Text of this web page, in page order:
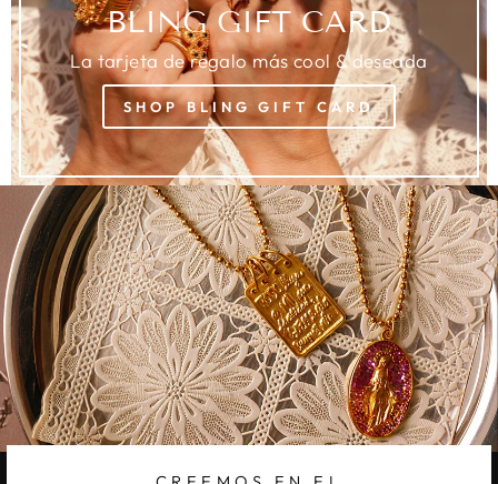
BLING GIFT CARD
La tarjeta de regalo más cool & deseada
SHOP BLING GIFT CARD